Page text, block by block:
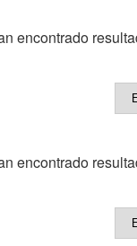
encontrado
encontrado